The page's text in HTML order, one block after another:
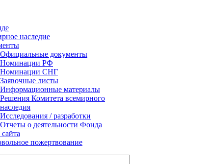
наследие
Официальные документы
Номинации РФ
Номинации СНГ
Заявочные листы
Информационные материалы
Решения Комитета всемирного
наследия
Исследования / разработки
Отчеты о деятельности Фонда
пожертвование